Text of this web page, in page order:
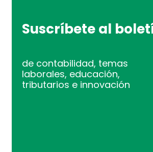
Suscríbete al
de contabilidad, temas
laborales, educación,
tributarios e innovación